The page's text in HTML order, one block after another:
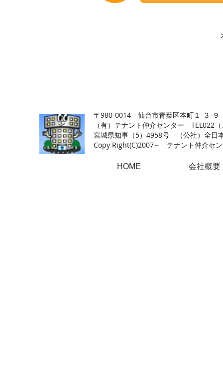
〒980-0014 仙台市青葉区本町１-３-９
（有）テナント仲介センター TEL022
宮城県知事（5）4958号 （公社）全日
Copy Right(C)2007～ テナント仲介セ
HOME 会社概要